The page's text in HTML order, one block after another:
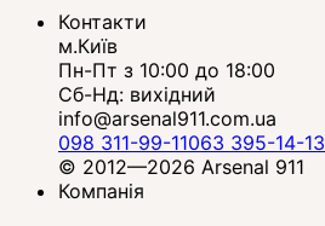
Контакти
м.Київ
Пн-Пт з 10:00 до 18:00
Сб-Нд: вихідний
info@arsenal911.com.ua
098 311-99-11063 395-14-13
© 2012—2026 Arsenal 911
Компанія